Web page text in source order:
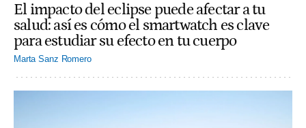
El impacto del eclipse puede afectar a tu
salud: así es cómo el smartwatch es clave
para estudiar su efecto en tu cuerpo
Marta Sanz Romero